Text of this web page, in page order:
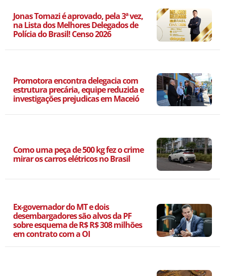
Jonas Tomazi é aprovado, pela 3ª vez,
na Lista dos Melhores Delegados de
Polícia do Brasil! Censo 2026
Promotora encontra delegacia com
estrutura precária, equipe reduzida e
investigações prejudicas em Maceió
Como uma peça de 500 kg fez o crime
mirar os carros elétricos no Brasil
Ex-governador do MT e dois
desembargadores são alvos da PF
sobre esquema de R$ R$ 308 milhões
em contrato com a OI